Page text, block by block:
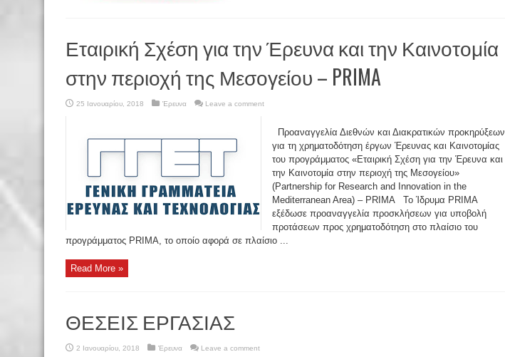
Εταιρική Σχέση για την Έρευνα και την Καινοτομία
στην περιοχή της Μεσογείου – PRIMA
25 Ιανουαρίου, 2018 Έρευνα Leave a comment
Προαναγγελία Διεθνών και Διακρατικών προκηρύξεων
για τη χρηματοδότηση έργων Έρευνας και Καινοτομίας
του προγράμματος «Εταιρική Σχέση για την Έρευνα και
την Καινοτομία στην περιοχή της Μεσογείου»
(Partnership for Research and Innovation in the
Mediterranean Area) – PRIMA Το Ίδρυμα PRIMA
εξέδωσε προαναγγελία προσκλήσεων για υποβολή
προτάσεων προς χρηματοδότηση στο πλαίσιο του
προγράμματος PRIMA, το οποίο αφορά σε πλαίσιο ...
Read More »
ΘΕΣΕΙΣ ΕΡΓΑΣΙΑΣ
2 Ιανουαρίου, 2018 Έρευνα Leave a comment